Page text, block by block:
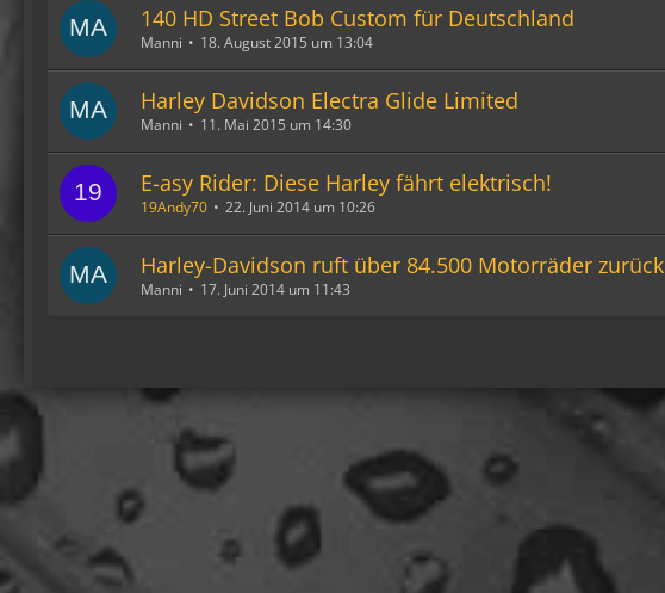
140 HD Street Bob Custom für Deutschland
Manni 18. August 2015 um 13:04
Harley Davidson Electra Glide Limited
Manni 11. Mai 2015 um 14:30
E-asy Rider: Diese Harley fährt elektrisch!
19Andy70 22. Juni 2014 um 10:26
Harley-Davidson ruft über 84.500 Motorräder zurück
Manni 17. Juni 2014 um 11:43